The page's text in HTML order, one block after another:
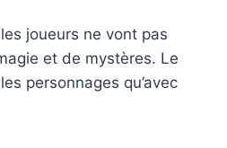
joueurs ne vont pas
et de mystères. Le
personnages qu’avec